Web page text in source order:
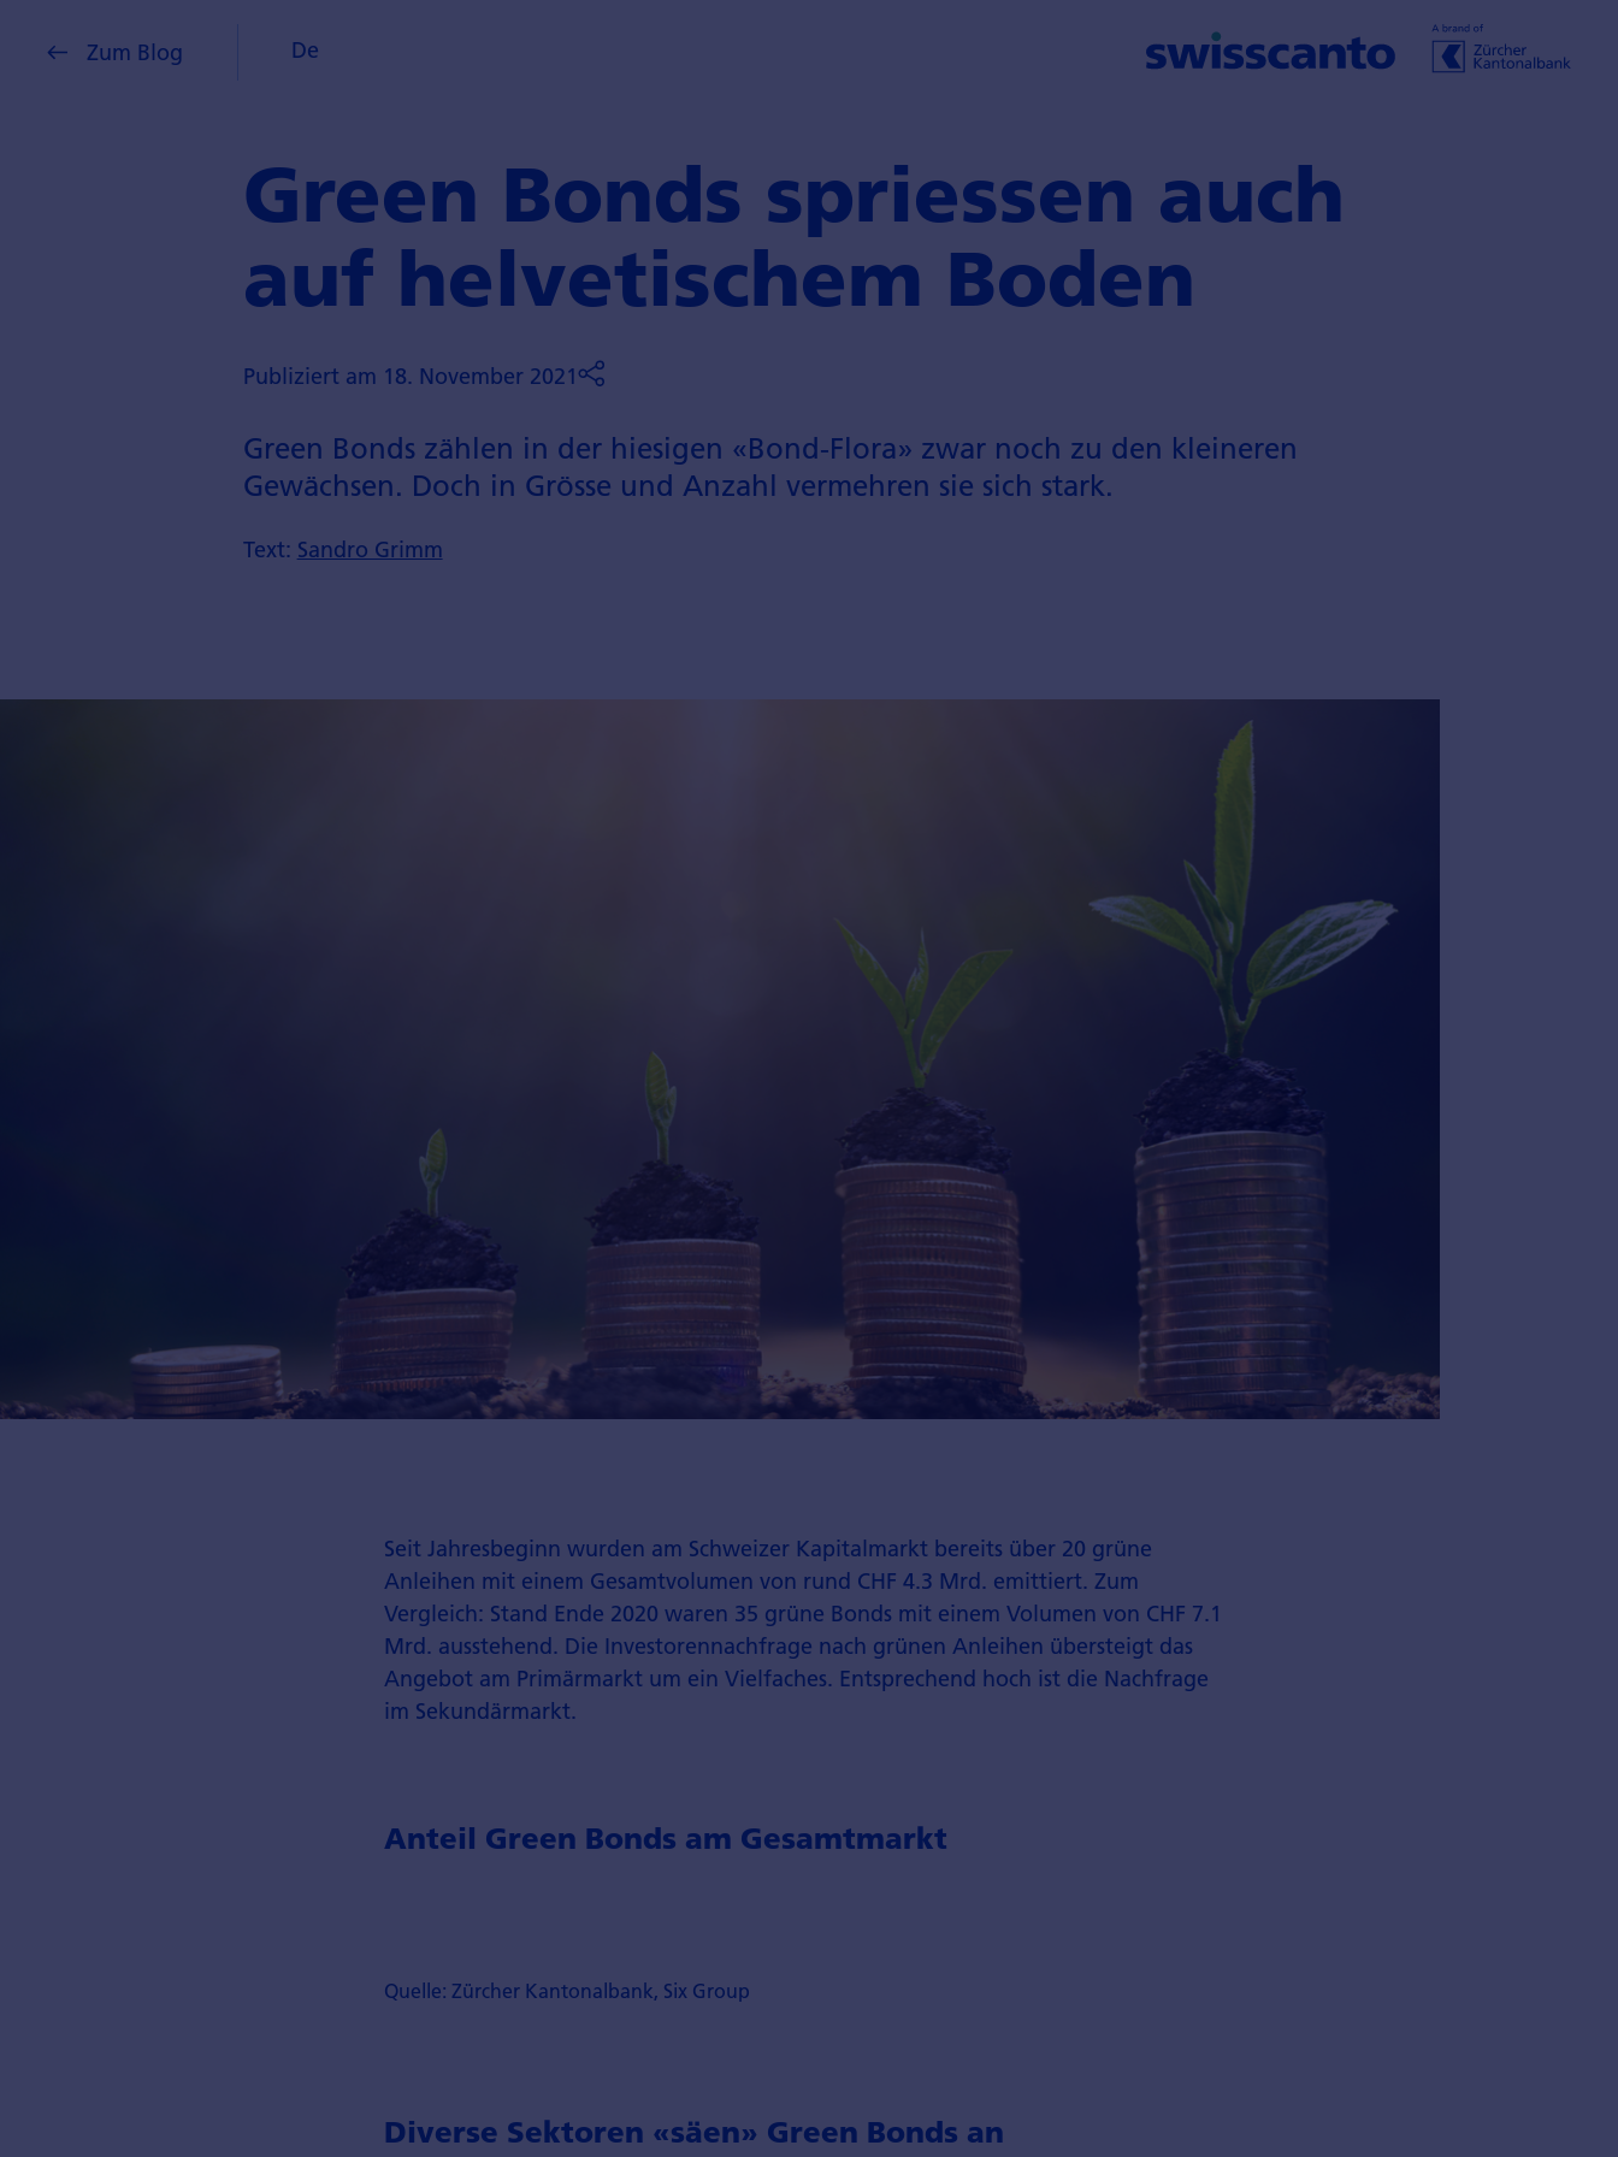
Zum Blog De
Green Bonds spriessen auch
auf helvetischem Boden
Publiziert am 18. November 2021
Green Bonds zählen in der hiesigen «Bond-Flora» zwar noch zu den kleineren
Gewächsen. Doch in Grösse und Anzahl vermehren sie sich stark.
Text: Sandro Grimm
Seit Jahresbeginn wurden am Schweizer Kapitalmarkt bereits über 20 grüne
Anleihen mit einem Gesamtvolumen von rund CHF 4.3 Mrd. emittiert. Zum
Vergleich: Stand Ende 2020 waren 35 grüne Bonds mit einem Volumen von CHF 7.1
Mrd. ausstehend. Die Investorennachfrage nach grünen Anleihen übersteigt das
Angebot am Primärmarkt um ein Vielfaches. Entsprechend hoch ist die Nachfrage
im Sekundärmarkt.
Anteil Green Bonds am Gesamtmarkt
Quelle: Zürcher Kantonalbank, Six Group
Diverse Sektoren «säen» Green Bonds an